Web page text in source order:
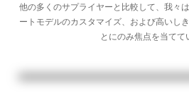
他の多くのサプライヤーと比較して、我々
ートモデルのカスタマイズ、および高いし
とにのみ焦点を当てて